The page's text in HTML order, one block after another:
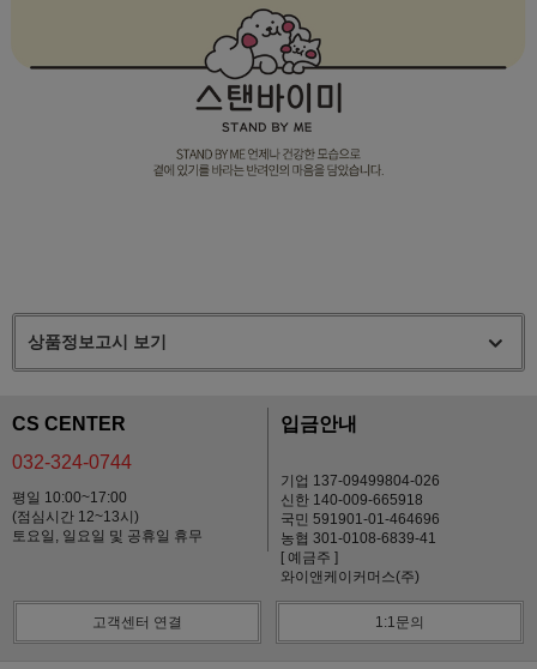
상품정보고시 보기
CS CENTER
032-324-0744
평일 10:00~17:00
(점심시간 12~13시)
토요일, 일요일 및 공휴일 휴무
입금안내
기업 137-09499804-026
신한 140-009-665918
국민 591901-01-464696
농협 301-0108-6839-41
[ 예금주 ]
와이앤케이커머스(주)
고객센터 연결 1:1문의